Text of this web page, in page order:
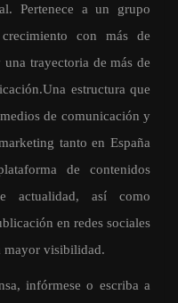
Pertenece a un grupo
con más de
trayectoria de más de
estructura que
de comunicación y
tanto en España
de contenidos
actualidad, así como
en redes sociales
mayor visibilidad.
infórmese o escriba a